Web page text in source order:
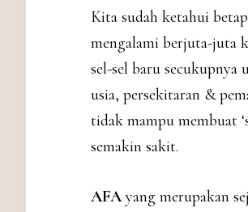
Kita sudah ketahui
mengalami berjuta-juta
sel-sel baru
usia, persekitaran &
tidak mampu membuat
semakin sakit.
AFAyang merupakan